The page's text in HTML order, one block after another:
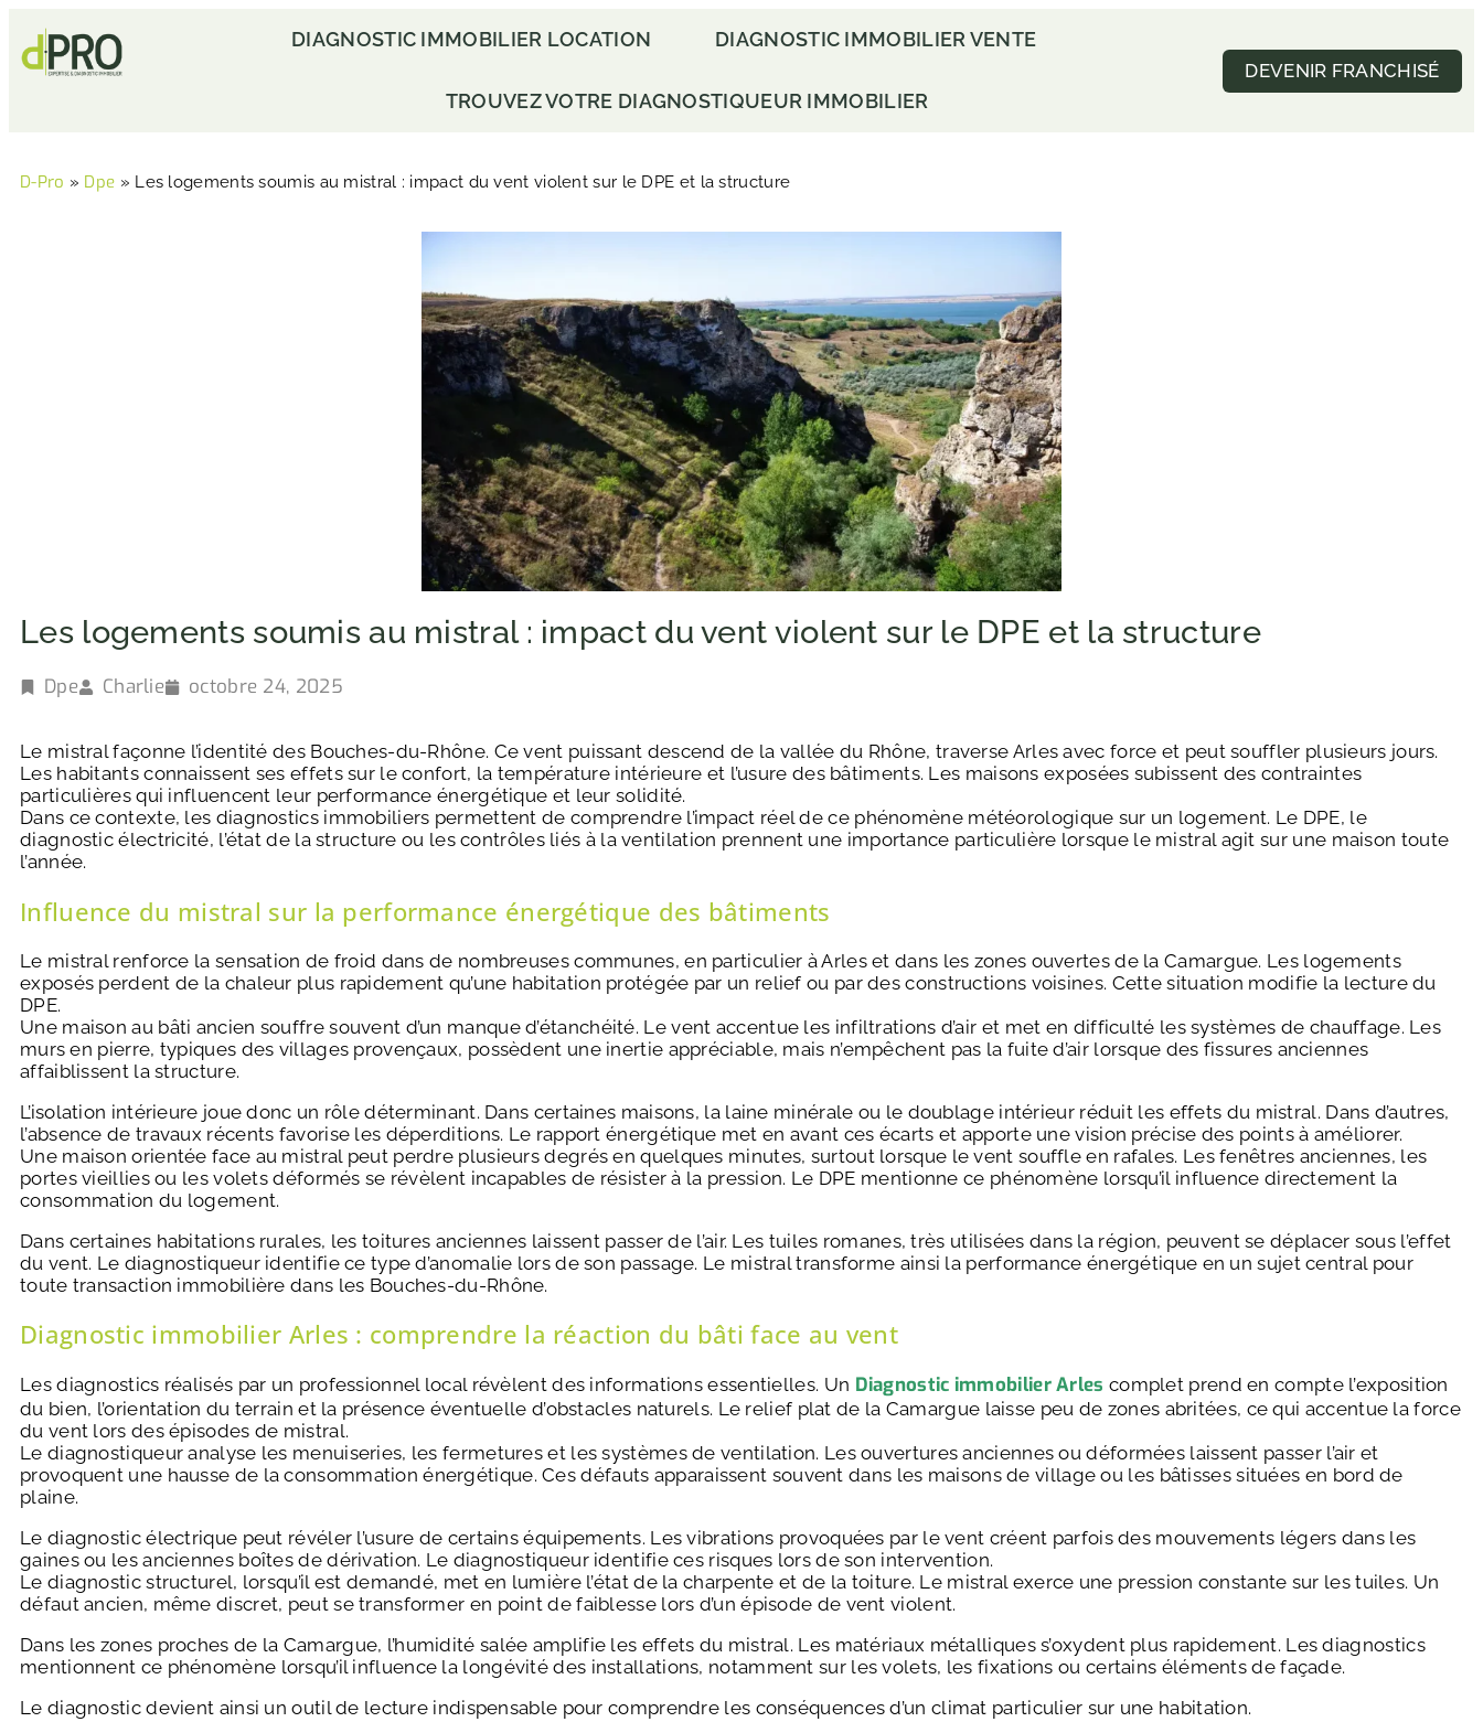
DIAGNOSTIC IMMOBILIER LOCATION DIAGNOSTIC IMMOBILIER VENTE
TROUVEZ VOTRE DIAGNOSTIQUEUR IMMOBILIER
DEVENIR FRANCHISÉ
D-Pro » Dpe » Les logements soumis au mistral : impact du vent violent sur le DPE et la structure
Les logements soumis au mistral : impact du vent violent sur le DPE et la structure
Dpe Charlie octobre 24, 2025
Le mistral façonne l’identité des Bouches-du-Rhône. Ce vent puissant descend de la vallée du Rhône, traverse Arles avec force et peut souffler plusieurs jours.
Les habitants connaissent ses effets sur le confort, la température intérieure et l’usure des bâtiments. Les maisons exposées subissent des contraintes
particulières qui influencent leur performance énergétique et leur solidité.
Dans ce contexte, les diagnostics immobiliers permettent de comprendre l’impact réel de ce phénomène météorologique sur un logement. Le DPE, le
diagnostic électricité, l’état de la structure ou les contrôles liés à la ventilation prennent une importance particulière lorsque le mistral agit sur une maison toute
l’année.
Influence du mistral sur la performance énergétique des bâtiments
Le mistral renforce la sensation de froid dans de nombreuses communes, en particulier à Arles et dans les zones ouvertes de la Camargue. Les logements
exposés perdent de la chaleur plus rapidement qu’une habitation protégée par un relief ou par des constructions voisines. Cette situation modifie la lecture du
DPE.
Une maison au bâti ancien souffre souvent d’un manque d’étanchéité. Le vent accentue les infiltrations d’air et met en difficulté les systèmes de chauffage. Les
murs en pierre, typiques des villages provençaux, possèdent une inertie appréciable, mais n’empêchent pas la fuite d’air lorsque des fissures anciennes
affaiblissent la structure.
L’isolation intérieure joue donc un rôle déterminant. Dans certaines maisons, la laine minérale ou le doublage intérieur réduit les effets du mistral. Dans d’autres,
l’absence de travaux récents favorise les déperditions. Le rapport énergétique met en avant ces écarts et apporte une vision précise des points à améliorer.
Une maison orientée face au mistral peut perdre plusieurs degrés en quelques minutes, surtout lorsque le vent souffle en rafales. Les fenêtres anciennes, les
portes vieillies ou les volets déformés se révèlent incapables de résister à la pression. Le DPE mentionne ce phénomène lorsqu’il influence directement la
consommation du logement.
Dans certaines habitations rurales, les toitures anciennes laissent passer de l’air. Les tuiles romanes, très utilisées dans la région, peuvent se déplacer sous l’effet
du vent. Le diagnostiqueur identifie ce type d’anomalie lors de son passage. Le mistral transforme ainsi la performance énergétique en un sujet central pour
toute transaction immobilière dans les Bouches-du-Rhône.
Diagnostic immobilier Arles : comprendre la réaction du bâti face au vent
Les diagnostics réalisés par un professionnel local révèlent des informations essentielles. Un Diagnostic immobilier Arles complet prend en compte l’exposition
du bien, l’orientation du terrain et la présence éventuelle d’obstacles naturels. Le relief plat de la Camargue laisse peu de zones abritées, ce qui accentue la force
du vent lors des épisodes de mistral.
Le diagnostiqueur analyse les menuiseries, les fermetures et les systèmes de ventilation. Les ouvertures anciennes ou déformées laissent passer l’air et
provoquent une hausse de la consommation énergétique. Ces défauts apparaissent souvent dans les maisons de village ou les bâtisses situées en bord de
plaine.
Le diagnostic électrique peut révéler l’usure de certains équipements. Les vibrations provoquées par le vent créent parfois des mouvements légers dans les
gaines ou les anciennes boîtes de dérivation. Le diagnostiqueur identifie ces risques lors de son intervention.
Le diagnostic structurel, lorsqu’il est demandé, met en lumière l’état de la charpente et de la toiture. Le mistral exerce une pression constante sur les tuiles. Un
défaut ancien, même discret, peut se transformer en point de faiblesse lors d’un épisode de vent violent.
Dans les zones proches de la Camargue, l’humidité salée amplifie les effets du mistral. Les matériaux métalliques s’oxydent plus rapidement. Les diagnostics
mentionnent ce phénomène lorsqu’il influence la longévité des installations, notamment sur les volets, les fixations ou certains éléments de façade.
Le diagnostic devient ainsi un outil de lecture indispensable pour comprendre les conséquences d’un climat particulier sur une habitation.